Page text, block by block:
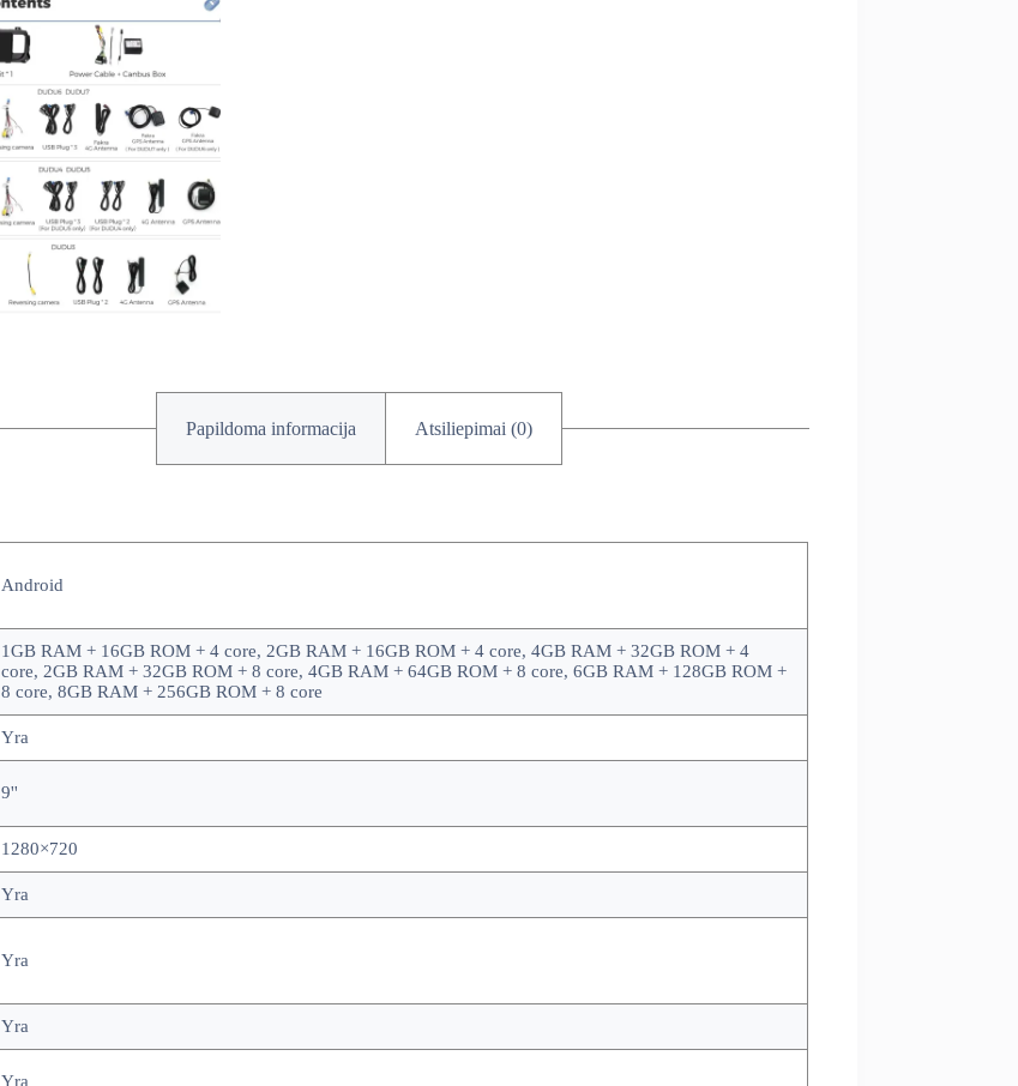
Papildoma informacija Atsiliepimai (0)
Android
1GB RAM + 16GB ROM + 4 core, 2GB RAM + 16GB ROM + 4 core, 4GB RAM + 32GB ROM + 4
core, 2GB RAM + 32GB ROM + 8 core, 4GB RAM + 64GB ROM + 8 core, 6GB RAM + 128GB ROM +
8 core, 8GB RAM + 256GB ROM + 8 core
Yra
9''
1280×720
Yra
Yra
Yra
Yra